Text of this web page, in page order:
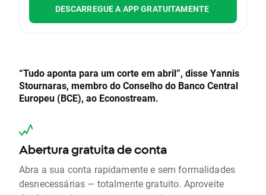
DESCARREGUE A APP GRATUITAMENTE
“Tudo aponta para um corte em abril”, disse Yannis
Stournaras, membro do Conselho do Banco Central
Europeu (BCE), ao Econostream.
Abertura gratuita de conta
Abra a sua conta rapidamente e sem formalidades
desnecessárias — totalmente gratuito. Aproveite